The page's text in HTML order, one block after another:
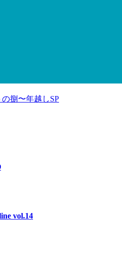
捌〜年越しSP
vol.14